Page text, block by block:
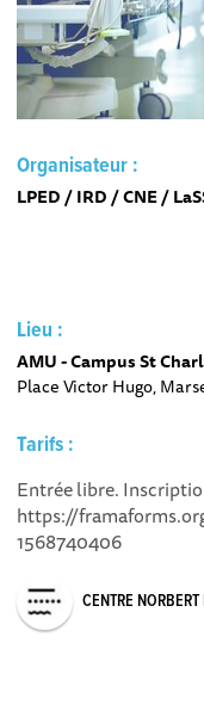
Organisateur :
LPED / IRD / CNE /
Lieu :
AMU - Campus St
Place Victor Hugo,
Tarifs :
Entrée libre.
https://
1568740406​
CENTRE